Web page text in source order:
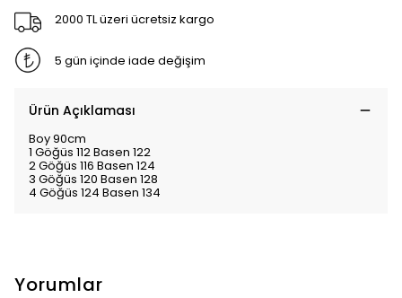
2000 TL üzeri ücretsiz kargo
5 gün içinde iade değişim
Ürün Açıklaması
Boy 90cm
1 Göğüs 112 Basen 122
2 Göğüs 116 Basen 124
3 Göğüs 120 Basen 128
4 Göğüs 124 Basen 134
Yorumlar